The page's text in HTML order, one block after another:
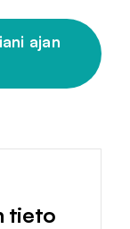
ajan
tieto